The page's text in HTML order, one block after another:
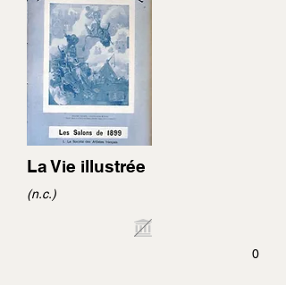
La Vie illustrée
(n.c.)
0